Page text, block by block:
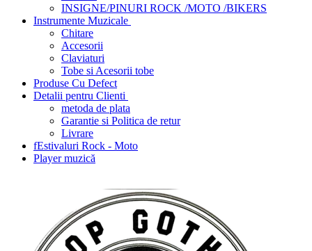
INSIGNE/PINURI ROCK /MOTO /BIKERS
Instrumente Muzicale
Chitare
Accesorii
Claviaturi
Tobe si Acesorii tobe
Produse Cu Defect
Detalii pentru Clienti
metoda de plata
Garantie si Politica de retur
Livrare
fEstivaluri Rock - Moto
Player muzică